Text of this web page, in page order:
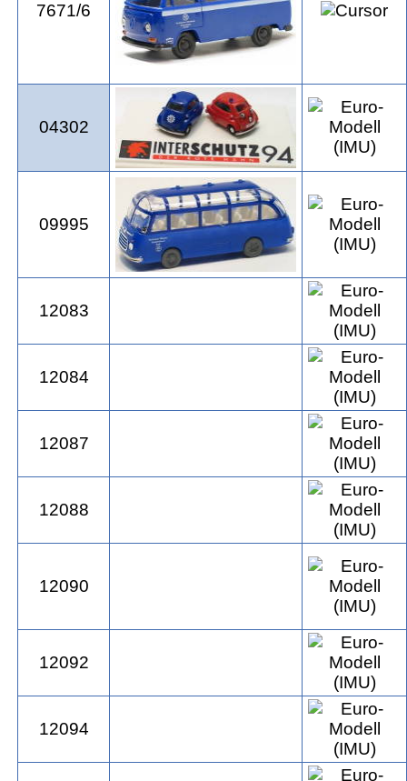
7671/6
04302
09995
12083
12084
12087
12088
12090
12092
12094